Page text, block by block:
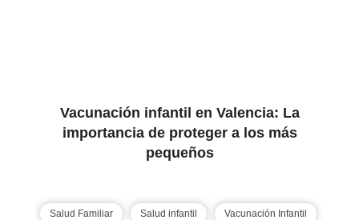
Vacunación infantil en Valencia: La
importancia de proteger a los más
pequeños
Salud Familiar Salud infantil Vacunación Infantil